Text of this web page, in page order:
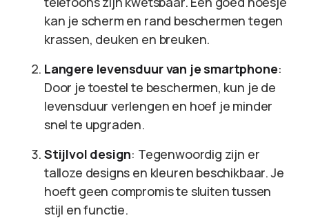
kan je scherm en rand beschermen tegen
krassen, deuken en breuken.
Langere levensduur van je smartphone:
Door je toestel te beschermen, kun je de
levensduur verlengen en hoef je minder
snel te upgraden.
Stijlvol design: Tegenwoordig zijn er
talloze designs en kleuren beschikbaar. Je
hoeft geen compromis te sluiten tussen
stijl en functie.